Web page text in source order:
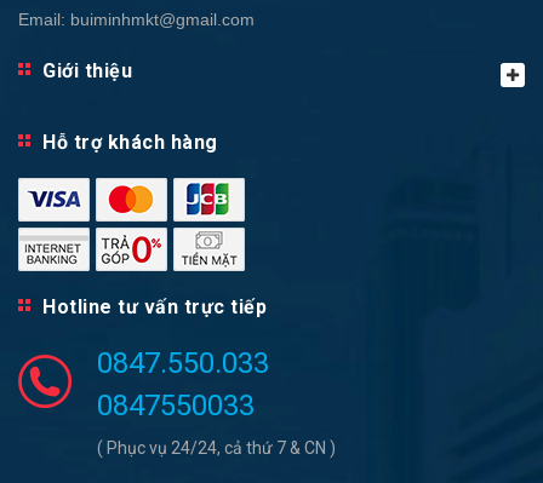
Email: buiminhmkt@gmail.com
Giới thiệu
Hỗ trợ khách hàng
Hotline tư vấn trực tiếp
0847.550.033
0847550033
( Phục vụ 24/24, cả thứ 7 & CN )